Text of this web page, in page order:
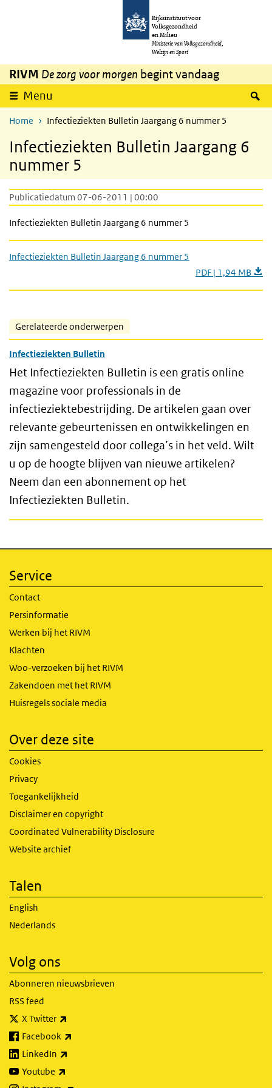
Overslaan en naar de inhoud gaan
Rijksinstituut voor
Volksgezondheid
en Milieu
Ministerie van Volksgezondheid,
Welzijn en Sport
RIVM De zorg voor morgen begint vandaag
Menu
Home Infectieziekten Bulletin Jaargang 6 nummer 5
Infectieziekten Bulletin Jaargang 6
nummer 5
Publicatiedatum 07-06-2011 | 00:00
Infectieziekten Bulletin Jaargang 6 nummer 5
Infectieziekten Bulletin Jaargang 6 nummer 5
PDF | 1,94 MB
Gerelateerde onderwerpen
Infectieziekten Bulletin
Het Infectieziekten Bulletin is een gratis online
magazine voor professionals in de
infectieziektebestrijding. De artikelen gaan over
relevante gebeurtenissen en ontwikkelingen en
zijn samengesteld door collega’s in het veld. Wilt
u op de hoogte blijven van nieuwe artikelen?
Neem dan een abonnement op het
Infectieziekten Bulletin.
Service
Contact
Persinformatie
Werken bij het RIVM
Klachten
Woo-verzoeken bij het RIVM
Zakendoen met het RIVM
Huisregels sociale media
Over deze site
Cookies
Privacy
Toegankelijkheid
Disclaimer en copyright
Coordinated Vulnerability Disclosure
Website archief
Talen
English
Nederlands
Volg ons
Abonneren nieuwsbrieven
RSS feed
X Twitter
Facebook
LinkedIn
Youtube